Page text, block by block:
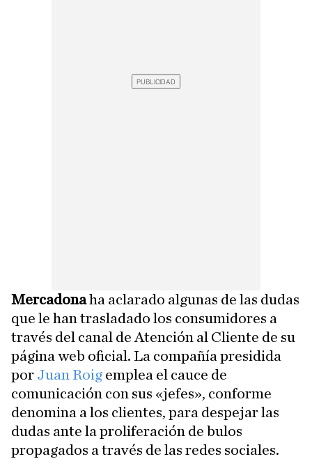
Mercadonaha aclarado algunas de las dudas
que le han trasladado los consumidores a
través del canal de Atención al Cliente de su
página web oficial. La compañía presidida
por Juan Roig emplea el cauce de
comunicación con sus «jefes», conforme
denomina a los clientes, para despejar las
dudas ante la proliferación de bulos
propagados a través de las redes sociales.